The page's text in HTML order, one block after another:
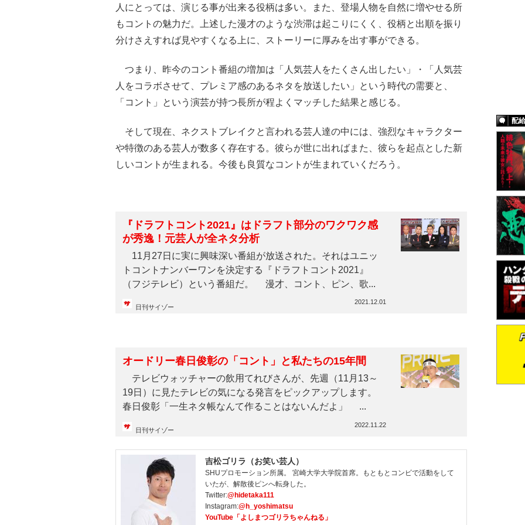
人にとっては、演じる事が出来る役柄は多い。また、登場人物を自然に増やせる所
もコントの魅力だ。上述した漫才のような渋滞は起こりにくく、役柄と出順を振り
分けさえすれば見やすくなる上に、ストーリーに厚みを出す事ができる。
つまり、昨今のコント番組の増加は「人気芸人をたくさん出したい」・「人気芸
人をコラボさせて、プレミア感のあるネタを放送したい」という時代の需要と、
「コント」という演芸が持つ長所が程よくマッチした結果と感じる。
そして現在、ネクストブレイクと言われる芸人達の中には、強烈なキャラクター
や特徴のある芸人が数多く存在する。彼らが世に出ればまた、彼らを起点とした新
しいコントが生まれる。今後も良質なコントが生まれていくだろう。
『ドラフトコント2021』はドラフト部分のワクワク感
が秀逸！元芸人が全ネタ分析
11月27日に実に興味深い番組が放送された。それはユニッ
トコントナンバーワンを決定する『ドラフトコント2021』
（フジテレビ）という番組だ。 漫才、コント、ピン、歌...
日刊サイゾー
2021.12.01
オードリー春日俊彰の「コント」と私たちの15年間
テレビウォッチャーの飲用てれびさんが、先週（11月13～
19日）に見たテレビの気になる発言をピックアップします。
春日俊彰「一生ネタ帳なんて作ることはないんだよ」 ...
日刊サイゾー
2022.11.22
吉松ゴリラ（お笑い芸人）
SHUプロモーション所属。 宮崎大学大学院首席。もともとコンビで活動をして
いたが、解散後ピンへ転身した。
Twitter:@hidetaka111
Instagram:@h_yoshimatsu
YouTube「よしまつゴリラちゃんねる」
配